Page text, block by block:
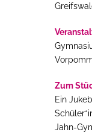
Zum
Ein
Jahn-